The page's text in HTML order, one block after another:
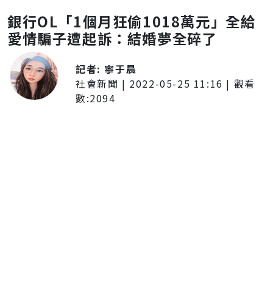
銀行OL「1個月狂偷1018萬元」全給
愛情騙子遭起訴：結婚夢全碎了
記者: 寧于晨
社會新聞 | 2022-05-25 11:16 | 觀看
數:2094